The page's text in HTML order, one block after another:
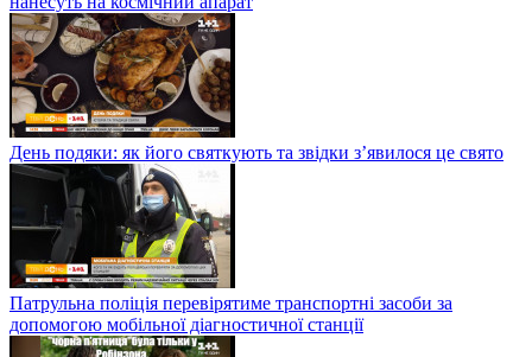
День подяки: як його святкують та звідки з’явилося це свято
Патрульна поліція перевірятиме транспортні засоби за
допомогою мобільної діагностичної станції